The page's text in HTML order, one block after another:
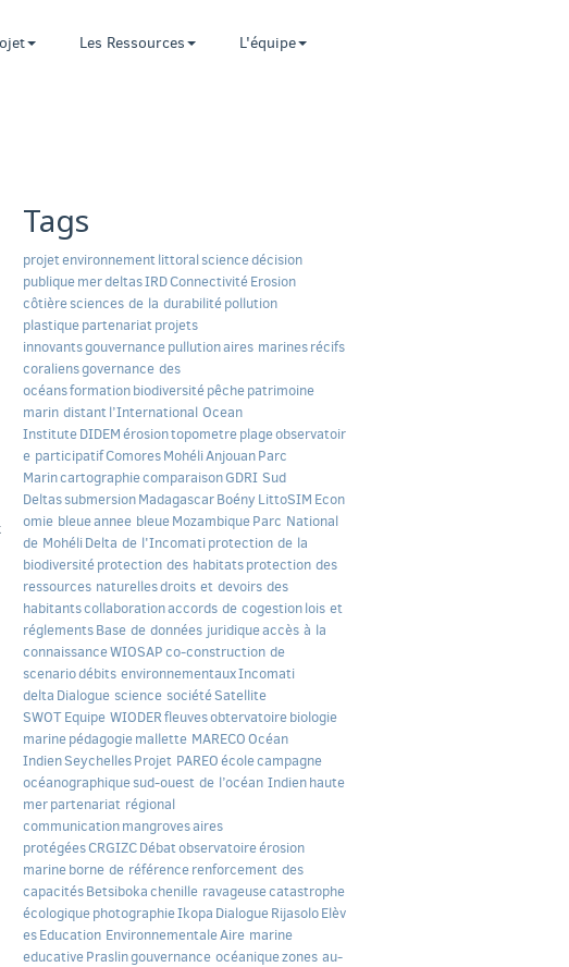
Les Ressources L'équipe
Tags
projetenvironnementlittoralsciencedécision
publiquemerdeltasIRDConnectivitéErosion
côtièresciences de la durabilitépollution
plastiquepartenariatprojets
innovantsgouvernancepullutionaires marinesrécifs
coraliensgovernance des
océansformationbiodiversitépêchepatrimoine
marin distantl’International Ocean
InstituteDIDEMérosiontopometreplageobservatoir
e participatifComoresMohéliAnjouanParc
MarincartographiecomparaisonGDRI Sud
DeltassubmersionMadagascarBoény LittoSIM Econ
omie bleueannee bleueMozambiqueParc National
de MohéliDelta de l'Incomatiprotection de la
biodiversitéprotection des habitatsprotection des
ressources naturellesdroits et devoirs des
habitantscollaborationaccords de cogestionlois et
réglementsBase de données juridiqueaccès à la
connaissanceWIOSAPco-construction de
scenariodébits environnementauxIncomati
delta Dialogue science sociétéSatellite
SWOTEquipe WIODERfleuvesobtervatoirebiologie
marinepédagogiemallette MARECOOcéan
IndienSeychellesProjet PAREOécolecampagne
océanographiquesud-ouest de l’océan Indienhaute
merpartenariat régional
communicationmangrovesaires
protégéesCRGIZCDébatobservatoireérosion
marineborne de référencerenforcement des
capacitésBetsibokachenille ravageusecatastrophe
écologiquephotographieIkopa DialogueRijasoloElèv
esEducation EnvironnementaleAire marine
educativePraslingouvernance océaniquezones au-